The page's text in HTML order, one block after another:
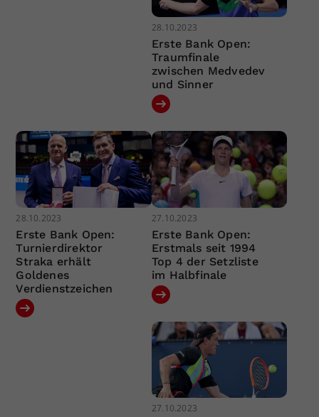
28.10.2023
Erste Bank Open:
Traumfinale
zwischen Medvedev
und Sinner
28.10.2023
Erste Bank Open:
Turnierdirektor
Straka erhält
Goldenes
Verdienstzeichen
27.10.2023
Erste Bank Open:
Erstmals seit 1994
Top 4 der Setzliste
im Halbfinale
27.10.2023